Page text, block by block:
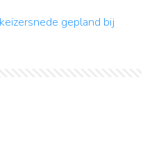
gepland bij